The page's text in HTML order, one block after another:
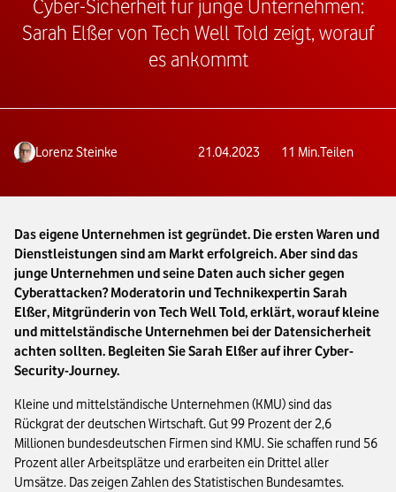
Cyber-Sicherheit für junge Unternehmen:
Sarah Elßer von Tech Well Told zeigt, worauf
es ankommt
Lorenz Steinke 21.04.2023 11 Min.Teilen
Das eigene Unternehmen ist gegründet. Die ersten Waren und
Dienstleistungen sind am Markt erfolgreich. Aber sind das
junge Unternehmen und seine Daten auch sicher gegen
Cyberattacken? Moderatorin und Technikexpertin Sarah
Elßer, Mitgründerin von Tech Well Told, erklärt, worauf kleine
und mittelständische Unternehmen bei der Datensicherheit
achten sollten. Begleiten Sie Sarah Elßer auf ihrer Cyber-
Security-Journey.
Kleine und mittelständische Unternehmen (KMU) sind das
Rückgrat der deutschen Wirtschaft. Gut 99 Prozent der 2,6
Millionen bundesdeutschen Firmen sind KMU. Sie schaffen rund 56
Prozent aller Arbeitsplätze und erarbeiten ein Drittel aller
Umsätze. Das zeigen Zahlen des Statistischen Bundesamtes.